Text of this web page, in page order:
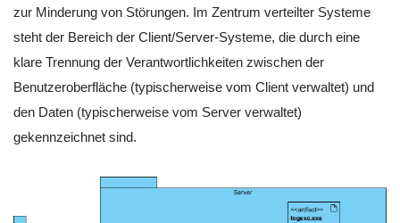
zur Minderung von Störungen. Im Zentrum verteilter Systeme
steht der Bereich der Client/Server-Systeme, die durch eine
klare Trennung der Verantwortlichkeiten zwischen der
Benutzeroberfläche (typischerweise vom Client verwaltet) und
den Daten (typischerweise vom Server verwaltet)
gekennzeichnet sind.